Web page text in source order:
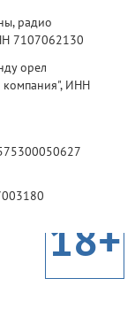
7107062130
компания", ИНН
18+